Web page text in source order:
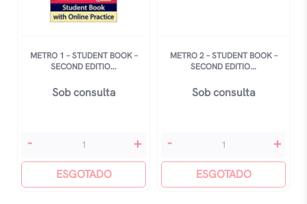
Altamente
quantidade
METRO 1 – STUDENT BOOK –
SECOND EDITIO...
Sob consulta
Metro
Student
- +
ESGOTADO
METRO 2 – STUDENT BOOK –
SECOND EDITIO...
Sob consulta
Metro
Student
- +
ESGOTADO